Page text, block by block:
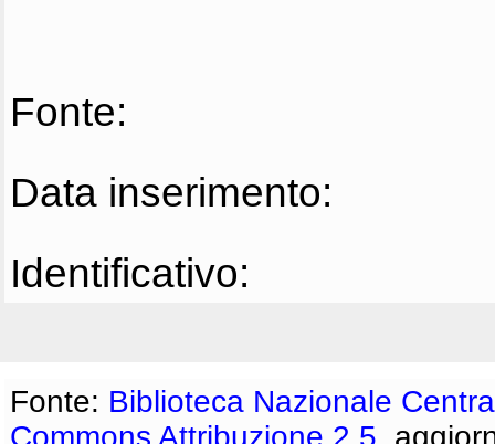
Fonte:
Data inserimento:
Identificativo:
Fonte: Biblioteca Nazionale
Commons Attribuzione 2.5 ,